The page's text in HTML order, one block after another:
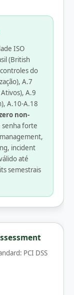
ISO
(British
do
A.7
A.9
A.10-A.18
non-
senha forte
incident
até
semestrais
PCI DSS